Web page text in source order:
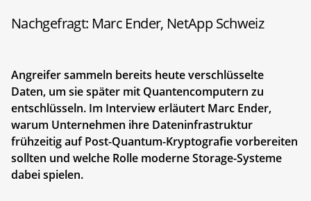
Nachgefragt: Marc Ender, NetApp Schweiz
Angreifer sammeln bereits heute verschlüsselte
Daten, um sie später mit Quantencomputern zu
entschlüsseln. Im Interview erläutert Marc Ender,
warum Unternehmen ihre Dateninfrastruktur
frühzeitig auf Post-Quantum-Kryptografie vorbereiten
sollten und welche Rolle moderne Storage-Systeme
dabei spielen.